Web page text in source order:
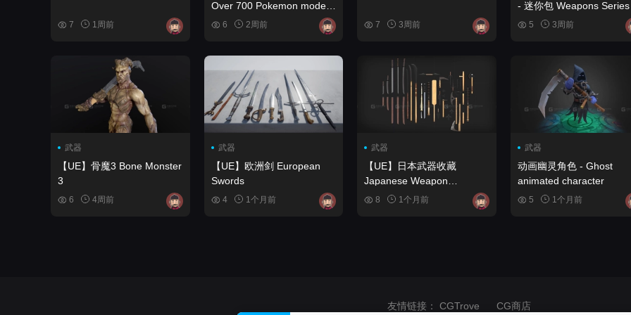
7 1周前
Over 700 Pokemon model
collection
6 2周前 7 3周前
- 迷你包 Weapons Series -
Japan Weapons - Mini
5 3周前
武器
【UE】骨魔3 Bone Monster
3
6 4周前
武器
【UE】欧洲剑 European
Swords
4 1个月前
武器
【UE】日本武器收藏
Japanese Weapon
Collection
8 1个月前
武器
动画幽灵角色 - Ghost
animated character
5 1个月前
友情链接： CGTrove CG商店